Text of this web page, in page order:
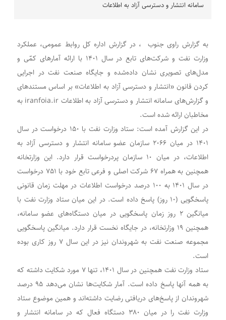
سامانه انتشار و دسترسی آزاد به اطلاعات
به گزارش راوی جنوب ، در گزارش اداره کل روابط عمومی، عملکرد
وزارت نفت و شرکت‌های تابع در سال ۱۴۰۱ با ارائه آمارهای کمّی و
مدل‌های تصویری نشان داده‌شده و جایگاه صنعت نفت در اجرایی
کردن قانون «انتشار و دسترسی آزاد به اطلاعات» بر اساس مستندهای
و گزارش‌های سامانه انتشار و دسترسی آزاد به اطلاعات iranfoia.ir به
مخاطبان ارائه شده است.
در این گزارش آمده است: ستاد وزارت نفت با ۱۵۰ درخواست در سال
۱۴۰۱ در میان ۲۰۶۶ سازمان عضو سامانه انتشار و دسترسی آزاد به
اطلاعات، در میان ۱۰ سازمان پردرخواست قرار دارد. این وزارتخانه
همچنین به همراه ۶۷ شرکت اصلی و فرعی تابع خود با ۷۵۱ درخواست
در سال ۱۴۰۱ به ۱۰۰ درصد درخواست اطلاعات در مهلت زمان قانونی
پاسخگویی (۱۰ روز) پاسخ داده است. در این میان ستاد وزارت نفت با
میانگین ۲ روز زمان پاسخگویی در میان دستگاه‌های عضو سامانه،
همچنین ۱۹ وزارتخانه، در جایگاه نخست قرار دارد. میانگین پاسخگویی
مجموعه صنعت نفت به شهروندان نیز در این سال ۷ روز کاری بوده
است.
ستاد وزارت نفت همچنین در سال ۱۴۰۱، تنها ۷ مورد شکایت داشته که
به همه آنها پاسخ داده است. آمار شکایت‌ها نشان می‌دهد ۹۵ درصد
شهروندان از پاسخ‌های دریافتی رضایت داشته‌اند و همین موضوع ستاد
وزارت نفت را در میان ۳۸۰ دستگاه فعال که در سامانه انتشار و